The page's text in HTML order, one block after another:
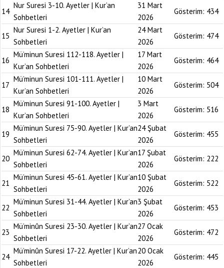
14
Nur Suresi 3-10. Ayetler | Kur’an
Sohbetleri
31 Mart
2026
Gösterim: 434
15
Nur Suresi 1-2. Ayetler | Kur’an
Sohbetleri
24 Mart
2026
Gösterim: 474
16
Mü’minun Suresi 112-118. Ayetler |
Kur’an Sohbetleri
17 Mart
2026
Gösterim: 464
17
Mü’minun Suresi 101-111. Ayetler |
Kur’an Sohbetleri
10 Mart
2026
Gösterim: 504
18
Mü’minun Suresi 91-100. Ayetler |
Kur’an Sohbetleri
3 Mart
2026
Gösterim: 516
19
Mü’minun Suresi 75-90. Ayetler | Kur’an
Sohbetleri
24 Şubat
2026
Gösterim: 455
20
Mü’minun Suresi 62-74. Ayetler | Kur’an
Sohbetleri
17 Şubat
2026
Gösterim: 222
21
Mü’minun Suresi 45-61. Ayetler | Kur’an
Sohbetleri
10 Şubat
2026
Gösterim: 522
22
Mü’minun Suresi 31-44. Ayetler | Kur’an
Sohbetleri
3 Şubat
2026
Gösterim: 453
23
Mü’minûn Suresi 23-30. Ayetler | Kur’an
Sohbetleri
27 Ocak
2026
Gösterim: 472
24
Mü’minûn Suresi 17-22. Ayetler | Kur’an
Sohbetleri
20 Ocak
2026
Gösterim: 445